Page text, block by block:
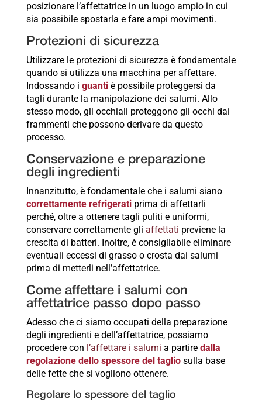
posizionare l’affettatrice in un luogo ampio in cui
sia possibile spostarla e fare ampi movimenti.
Protezioni di sicurezza
Utilizzare le protezioni di sicurezza è fondamentale
quando si utilizza una macchina per affettare.
Indossando i guantiè possibile proteggersi da
tagli durante la manipolazione dei salumi. Allo
stesso modo, gli occhiali proteggono gli occhi dai
frammenti che possono derivare da questo
processo.
Conservazione e preparazione
degli ingredienti
Innanzitutto, è fondamentale che i salumi siano
correttamente refrigerati prima di affettarli
perché, oltre a ottenere tagli puliti e uniformi,
conservare correttamente gli affettati previene la
crescita di batteri. Inoltre, è consigliabile eliminare
eventuali eccessi di grasso o crosta dai salumi
prima di metterli nell’affettatrice.
Come affettare i salumi con
affettatrice passo dopo passo
Adesso che ci siamo occupati della preparazione
degli ingredienti e dell’affettatrice, possiamo
procedere con l’affettare i salumi a partire dalla
regolazione dello spessore del tagliosulla base
delle fette che si vogliono ottenere.
Regolare lo spessore del taglio